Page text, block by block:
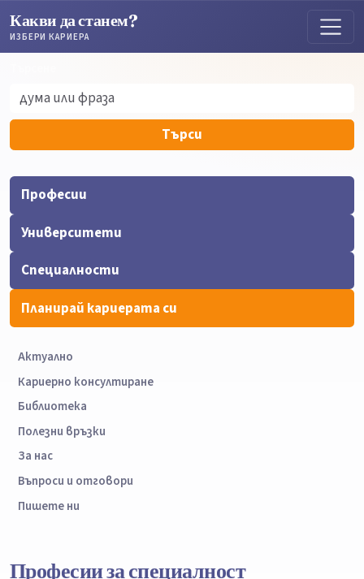
Какви да станем?
ИЗБЕРИ КАРИЕРА
Търси
Професии
Университети
Специалности
Планирай кариерата си
Актуално
Кариерно консултиране
Библиотека
Полезни връзки
За нас
Въпроси и отговори
Пишете ни
Професии за специалност